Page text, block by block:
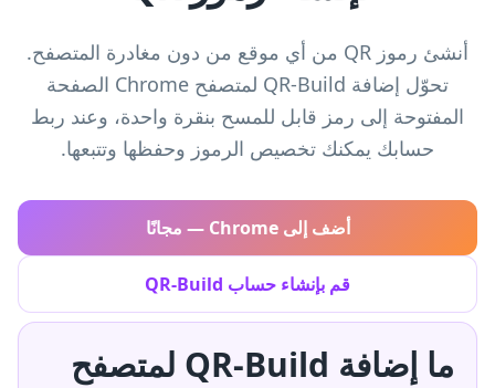
أنشئ رموز QR من أي موقع من دون مغادرة المتصفح.
تحوّل إضافة QR-Build لمتصفح Chrome الصفحة
المفتوحة إلى رمز قابل للمسح بنقرة واحدة، وعند ربط
حسابك يمكنك تخصيص الرموز وحفظها وتتبعها.
أضف إلى Chrome — مجانًا
قم بإنشاء حساب QR-Build
ما إضافة QR-Build لمتصفح